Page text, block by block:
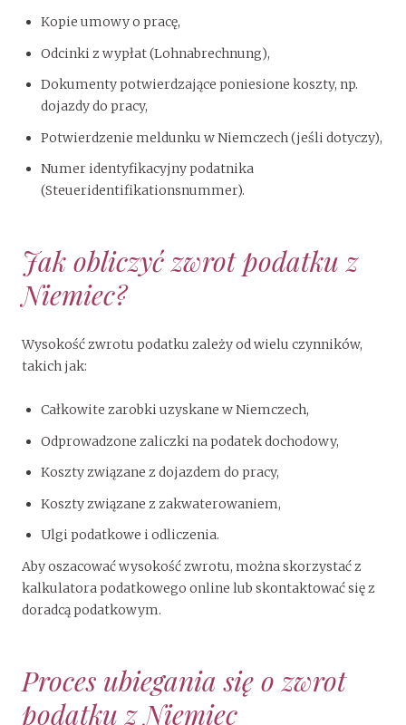
Kopie umowy o pracę,
Odcinki z wypłat (Lohnabrechnung),
Dokumenty potwierdzające poniesione koszty, np.
dojazdy do pracy,
Potwierdzenie meldunku w Niemczech (jeśli dotyczy),
Numer identyfikacyjny podatnika
(Steueridentifikationsnummer).
Jak obliczyć zwrot podatku z
Niemiec?
Wysokość zwrotu podatku zależy od wielu czynników,
takich jak:
Całkowite zarobki uzyskane w Niemczech,
Odprowadzone zaliczki na podatek dochodowy,
Koszty związane z dojazdem do pracy,
Koszty związane z zakwaterowaniem,
Ulgi podatkowe i odliczenia.
Aby oszacować wysokość zwrotu, można skorzystać z
kalkulatora podatkowego online lub skontaktować się z
doradcą podatkowym.
Proces ubiegania się o zwrot
podatku z Niemiec